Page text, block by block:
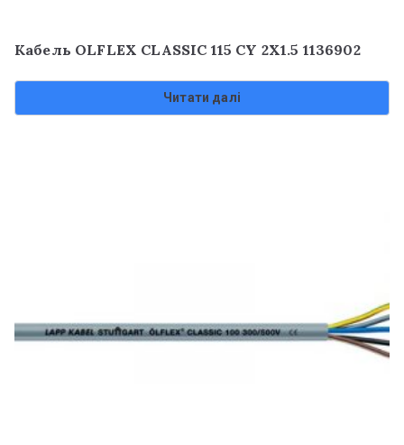
Кабель OLFLEX CLASSIC 115 CY 2X1.5 1136902
Читати далі